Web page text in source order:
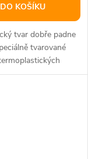
DO KOŠÍKU
tvar dobře padne
tvarované
odstranit